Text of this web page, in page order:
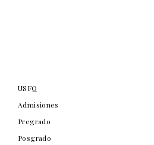
USFQ
Admisiones
Pregrado
Posgrado